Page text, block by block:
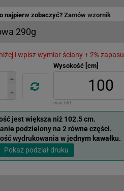
najpierw zobaczyć? Zamów wzornik
i wpisz wymiar ściany + 2% zapasu
Wysokość [cm]
max: 661
jest większa niż 102.5 cm.
podzielony na 2 równe części.
wydrukowania w jednym kawałku.
Pokaż podział druku